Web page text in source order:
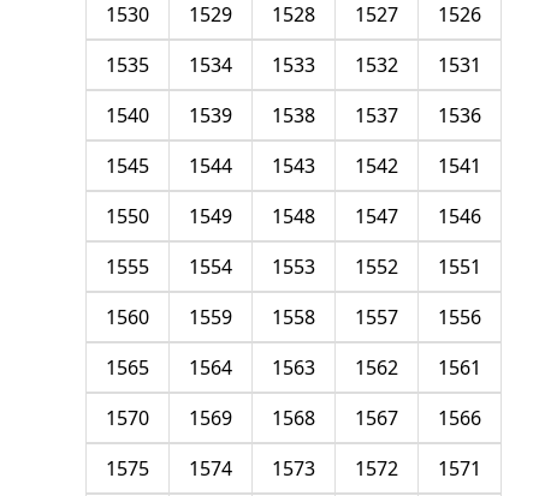
1526
1527
1528
1529
1530
1531
1532
1533
1534
1535
1536
1537
1538
1539
1540
1541
1542
1543
1544
1545
1546
1547
1548
1549
1550
1551
1552
1553
1554
1555
1556
1557
1558
1559
1560
1561
1562
1563
1564
1565
1566
1567
1568
1569
1570
1571
1572
1573
1574
1575